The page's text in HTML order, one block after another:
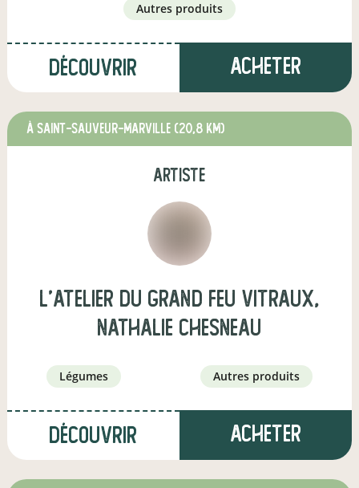
autres produits
Découvrir Acheter
à SAINT-SAUVEUR-MARVILLE (20,8 km)
artiste
L'ATELIER DU GRAND FEU VITRAUX,
Nathalie Chesneau
légumes autres produits
Découvrir Acheter